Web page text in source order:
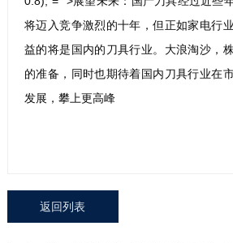
将迈入竞争激烈的十年，但正如家电行
益的将是国内的刀具行业。大浪淘沙，
的准备，同时也期待着国内刀具行业在
发展，攀上更高峰
返回列表